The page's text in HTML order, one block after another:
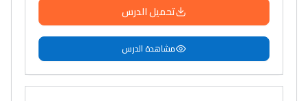
تحميل الدرس
مشاهدة الدرس